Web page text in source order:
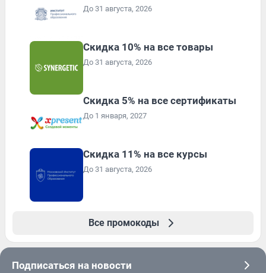
До 31 августа, 2026
Скидка 10% на все товары
До 31 августа, 2026
Скидка 5% на все сертификаты
До 1 января, 2027
Скидка 11% на все курсы
До 31 августа, 2026
Все промокоды
Подписаться на новости